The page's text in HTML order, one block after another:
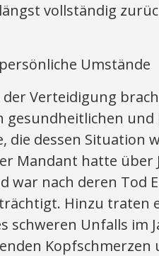
vollständig
Umstände
der Verteidigung
gesundheitlichen
die dessen
Mandant hatte
war nach deren Tod
Hinzu traten
schweren Unfalls im